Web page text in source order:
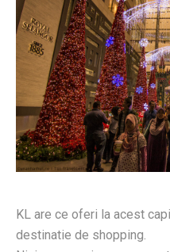
KL are ce oferi la acest
destinatie de shopping.